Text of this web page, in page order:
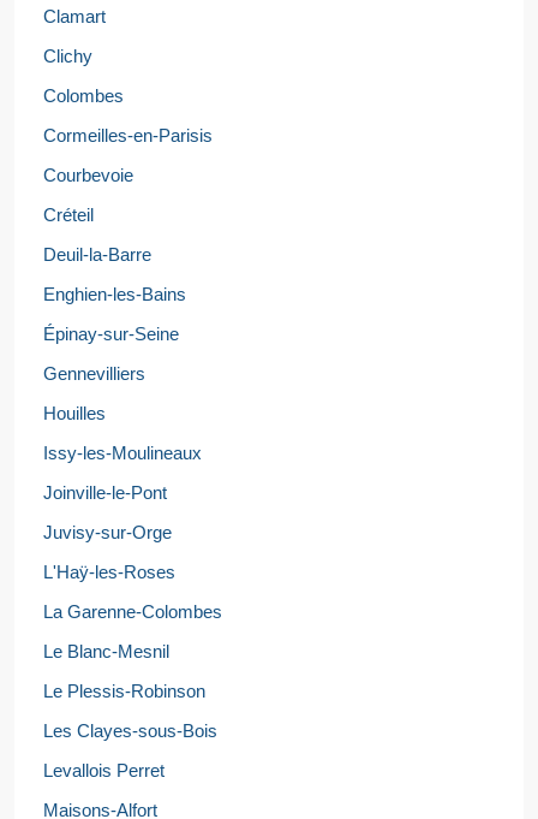
Clamart
Clichy
Colombes
Cormeilles-en-Parisis
Courbevoie
Créteil
Deuil-la-Barre
Enghien-les-Bains
Épinay-sur-Seine
Gennevilliers
Houilles
Issy-les-Moulineaux
Joinville-le-Pont
Juvisy-sur-Orge
L'Haÿ-les-Roses
La Garenne-Colombes
Le Blanc-Mesnil
Le Plessis-Robinson
Les Clayes-sous-Bois
Levallois Perret
Maisons-Alfort